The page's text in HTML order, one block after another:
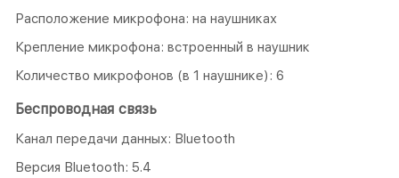
Расположение микрофона: на наушниках
Крепление микрофона: встроенный в наушник
Количество микрофонов (в 1 наушнике): 6
Беспроводная связь
Канал передачи данных: Bluetooth
Версия Bluetooth: 5.4